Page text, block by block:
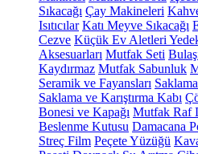
Sıkacağı Çay Makineleri
Isıtıcılar Katı Meyve Sıkacağı
Cezve Küçük Ev Aletleri
Aksesuarları Mutfak Seti
Kaydırmaz Mutfak Sabunluk
Seramik ve Fayansları
Saklama ve Karıştırma Kabı
Bonesi ve Kapağı Mutfak Raf
Beslenme Kutusu Damacana
Streç Film Peçete Yüzüğü